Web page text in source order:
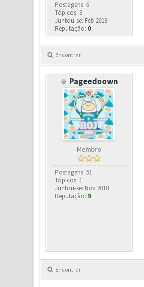
Postagens: 6
Tópicos: 3
Juntou-se: Feb 2019
Reputação: 0
Encontrar
Pageedoown
Membro
Postagens: 51
Tópicos: 1
Juntou-se: Nov 2018
Reputação: 9
Encontrar